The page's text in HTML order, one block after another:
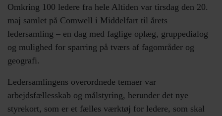
Omkring 100 ledere fra hele Altiden var tirsdag den 20.
maj samlet på Comwell i Middelfart til årets
ledersamling – en dag med faglige oplæg, gruppedialog
og mulighed for sparring på tværs af fagområder og
geografi.
Ledersamlingens overordnede temaer var
arbejdsfællesskab og målstyring, herunder det nye
styrekort, som er et fælles værktøj for ledere, som skal